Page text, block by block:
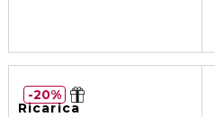
Ricarica
20%